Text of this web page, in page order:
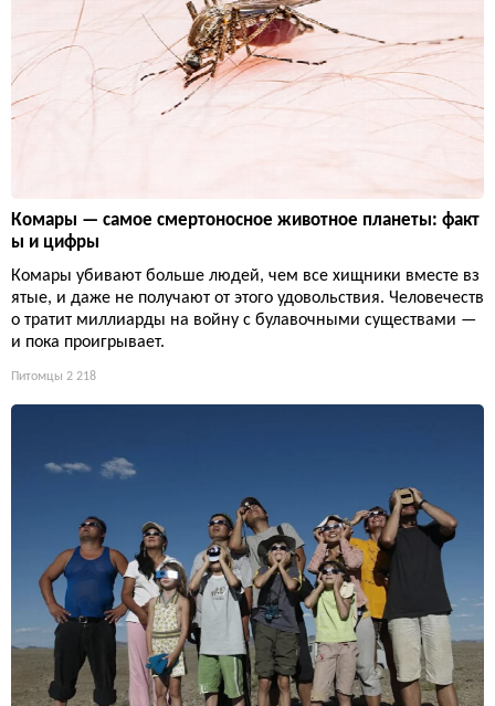
Комары — самое смертоносное животное планеты: факт
ы и цифры
Комары убивают больше людей, чем все хищники вместе вз
ятые, и даже не получают от этого удовольствия. Человечеств
о тратит миллиарды на войну с булавочными существами —
и пока проигрывает.
Питомцы 2 218